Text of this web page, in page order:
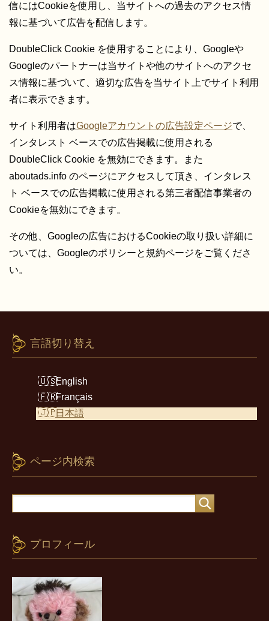
信にはCookieを使用し、当サイトへの過去のアクセス情
報に基づいて広告を配信します。
DoubleClick Cookie を使用することにより、Googleや
Googleのパートナーは当サイトや他のサイトへのアクセ
ス情報に基づいて、適切な広告を当サイト上でサイト利用
者に表示できます。
サイト利用者はGoogleアカウントの広告設定ページで、
インタレスト ベースでの広告掲載に使用される
DoubleClick Cookie を無効にできます。また
aboutads.info のページにアクセスして頂き、インタレス
ト ベースでの広告掲載に使用される第三者配信事業者の
Cookieを無効にできます。
その他、Googleの広告におけるCookieの取り扱い詳細に
ついては、Googleのポリシーと規約ページをご覧くださ
い。
言語切り替え
English
Français
日本語
ページ内検索
プロフィール